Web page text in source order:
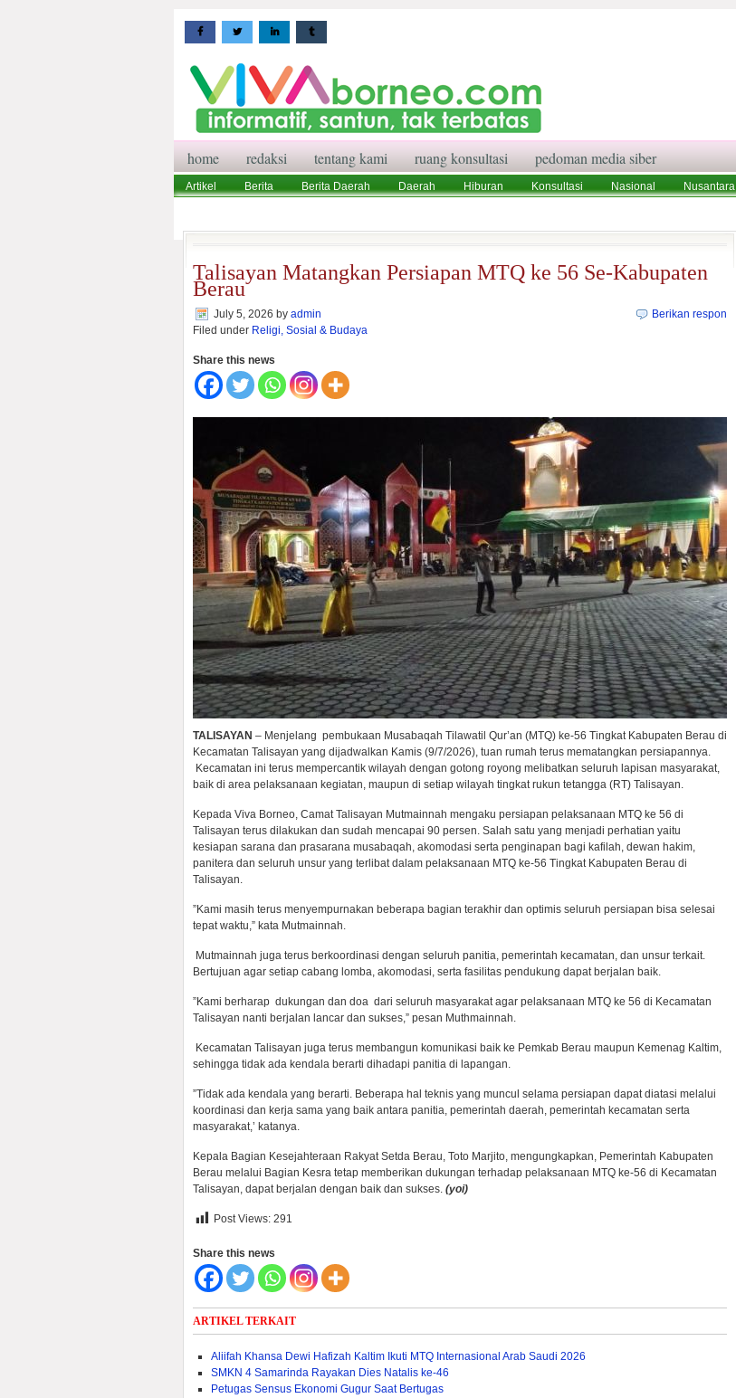
home redaksi tentang kami ruang konsultasi pedoman media siber
Artikel Berita Berita Daerah Daerah Hiburan Konsultasi Nasional Nusantara
Talisayan Matangkan Persiapan MTQ ke 56 Se-Kabupaten
Berau
July 5, 2026 by admin
Filed under Religi, Sosial & Budaya
Berikan respon
Share this news
TALISAYAN – Menjelang pembukaan Musabaqah Tilawatil Qur’an (MTQ) ke-56 Tingkat Kabupaten Berau di
Kecamatan Talisayan yang dijadwalkan Kamis (9/7/2026), tuan rumah terus mematangkan persiapannya.
Kecamatan ini terus mempercantik wilayah dengan gotong royong melibatkan seluruh lapisan masyarakat,
baik di area pelaksanaan kegiatan, maupun di setiap wilayah tingkat rukun tetangga (RT) Talisayan.
‎Kepada Viva Borneo, Camat Talisayan Mutmainnah mengaku persiapan pelaksanaan MTQ ke 56 di
Talisayan terus dilakukan dan sudah mencapai 90 persen. Salah satu yang menjadi perhatian yaitu
kesiapan sarana dan prasarana musabaqah, akomodasi serta penginapan bagi kafilah, dewan hakim,
panitera dan seluruh unsur yang terlibat dalam pelaksanaan MTQ ke-56 Tingkat Kabupaten Berau di
Talisayan.
‎”Kami masih terus menyempurnakan beberapa bagian terakhir dan optimis seluruh persiapan bisa selesai
tepat waktu,” kata Mutmainnah.
‎ Mutmainnah juga terus berkoordinasi dengan seluruh panitia, pemerintah kecamatan, dan unsur terkait.
Bertujuan agar setiap cabang lomba, akomodasi, serta fasilitas pendukung dapat berjalan baik.
‎”Kami berharap dukungan dan doa dari seluruh masyarakat agar pelaksanaan MTQ ke 56 di Kecamatan
Talisayan nanti berjalan lancar dan sukses,” pesan Muthmainnah.
‎ Kecamatan Talisayan juga terus membangun komunikasi baik ke Pemkab Berau maupun Kemenag Kaltim,
sehingga tidak ada kendala berarti dihadapi panitia di lapangan.
‎”Tidak ada kendala yang berarti. Beberapa hal teknis yang muncul selama persiapan dapat diatasi melalui
koordinasi dan kerja sama yang baik antara panitia, pemerintah daerah, pemerintah kecamatan serta
masyarakat,’ katanya.
‎Kepala Bagian Kesejahteraan Rakyat Setda Berau, Toto Marjito, mengungkapkan, Pemerintah Kabupaten
Berau melalui Bagian Kesra tetap memberikan dukungan terhadap pelaksanaan MTQ ke-56 di Kecamatan
Talisayan, dapat berjalan dengan baik dan sukses. (yoi)
Post Views: 291
Share this news
ARTIKEL TERKAIT
Aliifah Khansa Dewi Hafizah Kaltim Ikuti MTQ Internasional Arab Saudi 2026
SMKN 4 Samarinda Rayakan Dies Natalis ke-46
Petugas Sensus Ekonomi Gugur Saat Bertugas